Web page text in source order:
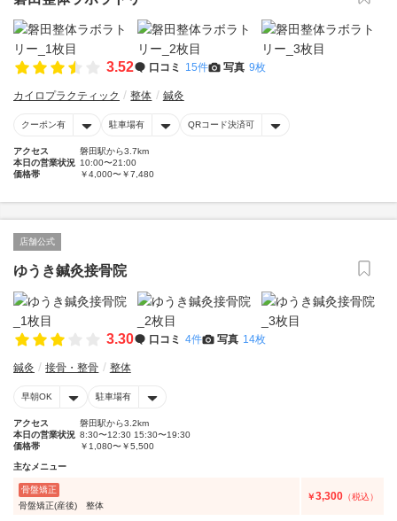
3.52 口コミ 15件 写真 9枚
カイロプラクティック 整体 鍼灸
クーポン有 駐車場有 QRコード決済可
アクセス
磐田駅から3.7km
本日の営業状況 10:00〜21:00
価格帯
￥4,000〜￥7,480
店舗公式
ゆうき鍼灸接骨院
3.30 口コミ 4件 写真 14枚
鍼灸 接骨・整骨 整体
早朝OK 駐車場有
アクセス
磐田駅から3.2km
本日の営業状況 8:30〜12:30 15:30〜19:30
価格帯
￥1,080〜￥5,500
主なメニュー
骨盤矯正
骨盤矯正(産後) 整体
￥3,300 （税込）